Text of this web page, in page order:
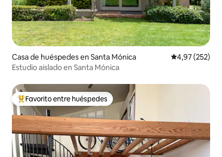
Casa de huéspedes en Santa Mónica Calificación
4,97 (252)
Estudio aislado en Santa Mónica
Favorito entre los huéspedes más destacados
Favorito entre huéspedes